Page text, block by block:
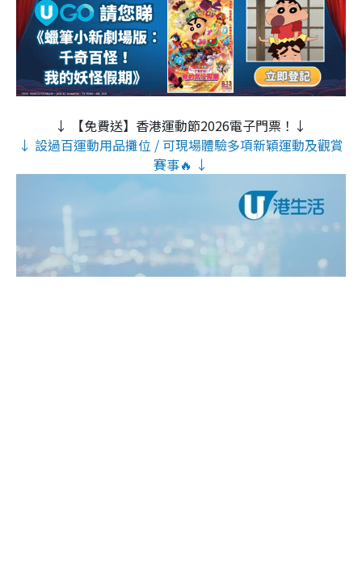
↓ 【免費送】香港運動節2026電子門票！↓
↓ 設過百運動用品攤位 / 可現場體驗多項新穎運動及觀賞
賽事🔥 ↓